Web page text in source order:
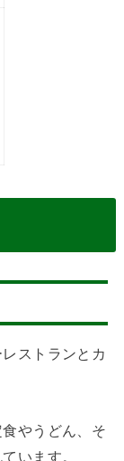
ストランとカ
やうどん、そ
います。